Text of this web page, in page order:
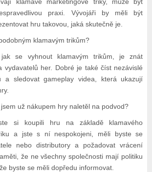
praxi. Vývojáři by měli být
hru takovou, jaká skutečně je.
klamavým trikům?
jak se vyhnout klamavým trikům, je znát
vydavatelů her. Dobré je také číst nezávislé
a sledovat gameplay videa, která ukazují
už nákupem hry naletěl na podvod?
si koupili hru na základě klamavého
a jste s ní nespokojeni, měli byste se
nebo distributory a požadovat vrácení
že ne všechny společnosti mají politiku
byste se měli dopředu informovat.